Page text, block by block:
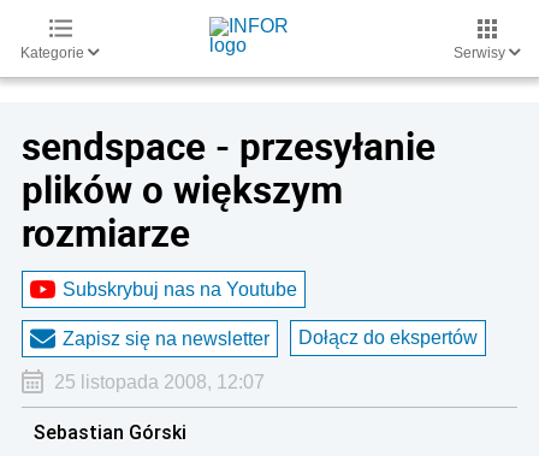
Kategorie Serwisy
sendspace - przesyłanie
plików o większym
rozmiarze
Subskrybuj nas na Youtube
Zapisz się na newsletter Dołącz do ekspertów
25 listopada 2008, 12:07
Sebastian Górski